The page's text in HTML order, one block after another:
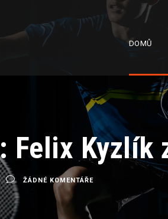
DOMŮ
Felix
ŽÁDNÉ KOMENTÁŘE